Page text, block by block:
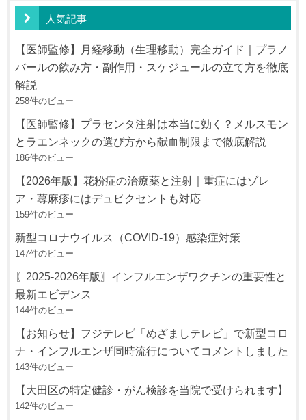
人気記事
【医師監修】月経移動（生理移動）完全ガイド｜プラノ
バールの飲み方・副作用・スケジュールの立て方を徹底
解説
258件のビュー
【医師監修】プラセンタ注射は本当に効く？メルスモン
とラエンネックの選び方から献血制限まで徹底解説
186件のビュー
【2026年版】花粉症の治療薬と注射｜重症にはゾレ
ア・蕁麻疹にはデュピクセントも対応
159件のビュー
新型コロナウイルス（COVID-19）感染症対策
147件のビュー
〖2025-2026年版〗インフルエンザワクチンの重要性と
最新エビデンス
144件のビュー
【お知らせ】フジテレビ「めざましテレビ」で新型コロ
ナ・インフルエンザ同時流行についてコメントしました
143件のビュー
【大田区の特定健診・がん検診を当院で受けられます】
142件のビュー